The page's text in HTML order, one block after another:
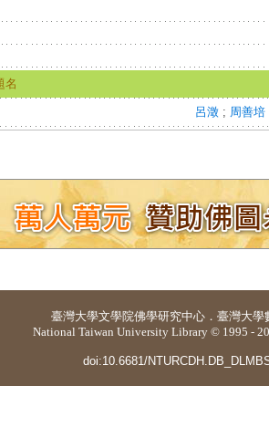
名
呂澂 ; 周善培
臺灣大學文學院佛學研究中心 ． 臺灣大學
National Taiwan University Library © 1995 -
doi:10.6681/